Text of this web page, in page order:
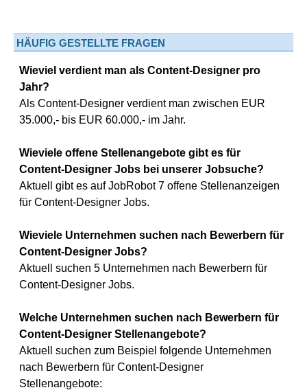
HÄUFIG GESTELLTE FRAGEN
Wieviel verdient man als Content-Designer pro
Jahr?
Als Content-Designer verdient man zwischen EUR
35.000,- bis EUR 60.000,- im Jahr.
Wieviele offene Stellenangebote gibt es für
Content-Designer Jobs bei unserer Jobsuche?
Aktuell gibt es auf JobRobot 7 offene Stellenanzeigen
für Content-Designer Jobs.
Wieviele Unternehmen suchen nach Bewerbern für
Content-Designer Jobs?
Aktuell suchen 5 Unternehmen nach Bewerbern für
Content-Designer Jobs.
Welche Unternehmen suchen nach Bewerbern für
Content-Designer Stellenangebote?
Aktuell suchen zum Beispiel folgende Unternehmen
nach Bewerbern für Content-Designer
Stellenangebote: